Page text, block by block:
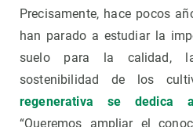
Precisamente, hace pocos
han parado a estudiar la
suelo para la calidad,
sostenibilidad de los
regenerativa se dedica
“Queremos ampliar el